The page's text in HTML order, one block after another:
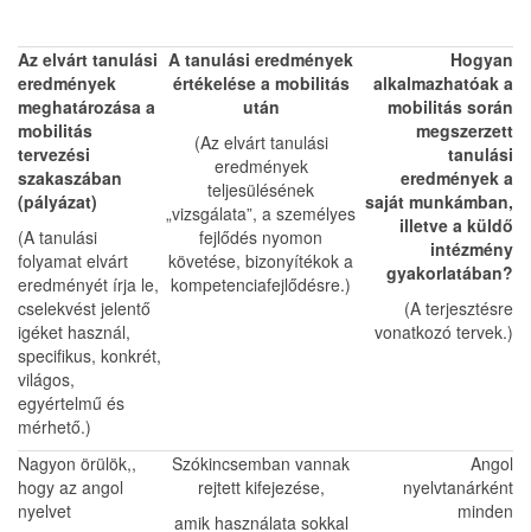
Az elvárt tanulási
eredmények
meghatározása a
mobilitás
tervezési
szakaszában
(pályázat)
(A tanulási
folyamat elvárt
eredményét írja le,
cselekvést jelentő
igéket használ,
specifikus, konkrét,
világos,
egyértelmű és
mérhető.)
A tanulási eredmények
értékelése a mobilitás
után
(Az elvárt tanulási
eredmények
teljesülésének
„vizsgálata”, a személyes
fejlődés nyomon
követése, bizonyítékok a
kompetenciafejlődésre.)
Hogyan
alkalmazhatóak a
mobilitás során
megszerzett
tanulási
eredmények a
saját munkámban,
illetve a küldő
intézmény
gyakorlatában?
(A terjesztésre
vonatkozó tervek.)
Nagyon örülök,,
hogy az angol
nyelvet
Szókincsemban vannak
rejtett kifejezése,
amik használata sokkal
Angol
nyelvtanárként
minden